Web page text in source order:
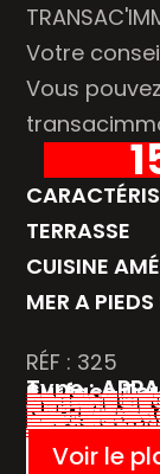
Votre
Vous
TERRASSE
CUISINE
MER A
RÉF : 325
Type :
Surface
Surface
Année de
Nombre de
Nombre de
Nombre de
Vue
Exposition :
Mode de
DPE : E 282
GES : B - 9
Taxe
Voir le